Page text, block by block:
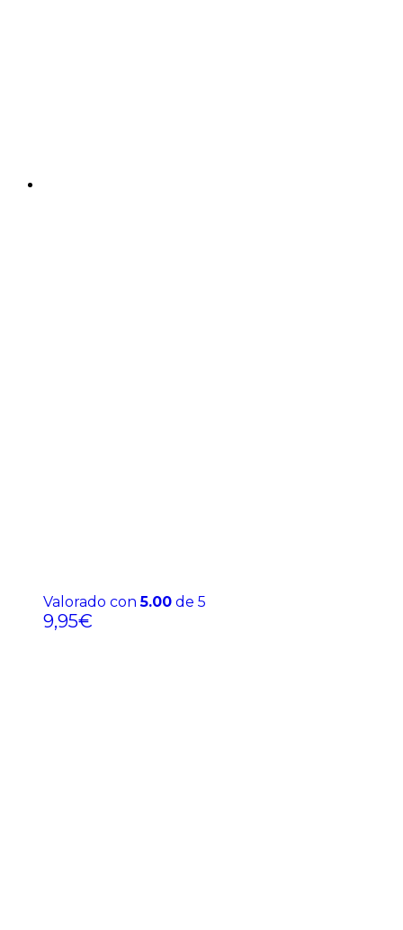
Valorado con5.00 de 5
9,95€